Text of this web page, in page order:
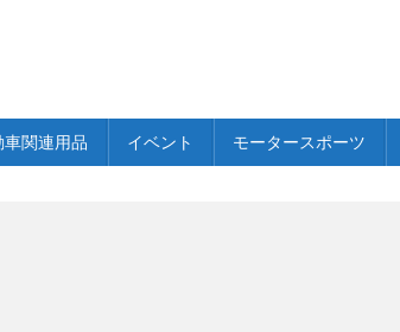
車関連用品 イベント モータースポーツ